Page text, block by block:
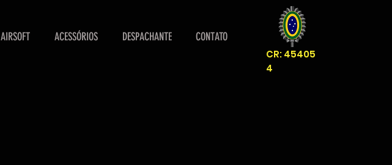
AIRSOFT ACESSÓRIOS DESPACHANTE CONTATO
CR: 45405
4